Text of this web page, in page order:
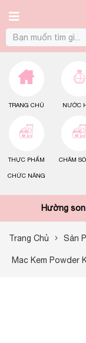
TRANG CHỦ NƯỚC
THỰC PHẨM
CHỨC NĂNG
CHĂM
Hường
Trang Chủ Sản
Mac Kem Powder